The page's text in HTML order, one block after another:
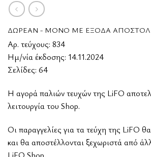
ΔΩΡΕΆΝ - ΜΌΝΟ ΜΕ ΈΞΟΔΑ
Αρ. τεύχους: 834
Ημ/νία έκδοσης: 14.11.2024
Σελίδες: 64
Η αγορά παλιών τευχών της LiFO
λειτουργία του Shop.
Οι παραγγελίες για τα τεύχη της LiFO
και θα αποστέλλονται ξεχωριστά από
LiFO Shop.